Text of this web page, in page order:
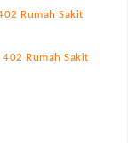
Rumah Sakit
Rumah Sakit